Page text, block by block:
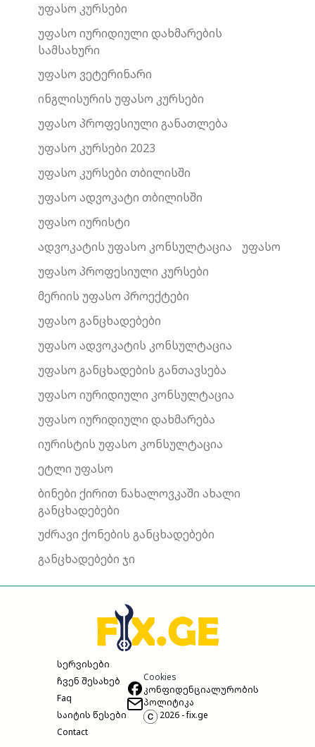
უფასო კურსები
უფასო იურიდიული დახმარების
სამსახური
უფასო ვეტერინარი
ინგლისურის უფასო კურსები
უფასო პროფესიული განათლება
უფასო კურსები 2023
უფასო კურსები თბილისში
უფასო ადვოკატი თბილისში
უფასო იურისტი
ადვოკატის უფასო კონსულტაცია
უფასო
უფასო პროფესიული კურსები
მერიის უფასო პროექტები
უფასო განცხადებები
უფასო ადვოკატის კონსულტაცია
უფასო განცხადების განთავსება
უფასო იურიდიული კონსულტაცია
უფასო იურიდიული დახმარება
იურისტის უფასო კონსულტაცია
ეტლი უფასო
ბინები ქირით ნახალოვკაში ახალი
განცხადებები
უძრავი ქონების განცხადებები
განცხადებები ჯი
სერვისები
ჩვენ შესახებ
Faq
საიტის წესები
Contact
Cookies
კონფიდენციალურობის
პოლიტიკა
2026 - fix.ge